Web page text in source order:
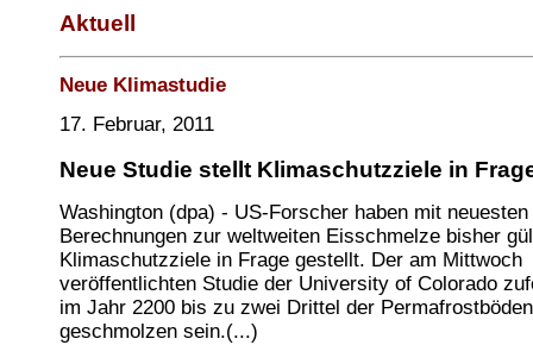
Aktuell
Neue Klimastudie
17. Februar, 2011
Neue Studie stellt Klimaschutzziele in
Washington (dpa) - US-Forscher haben mit neuesten
Berechnungen zur weltweiten Eisschmelze bisher
Klimaschutzziele in Frage gestellt. Der am Mittwoch
veröffentlichten Studie der University of Colorado
im Jahr 2200 bis zu zwei Drittel der
geschmolzen sein.(...)